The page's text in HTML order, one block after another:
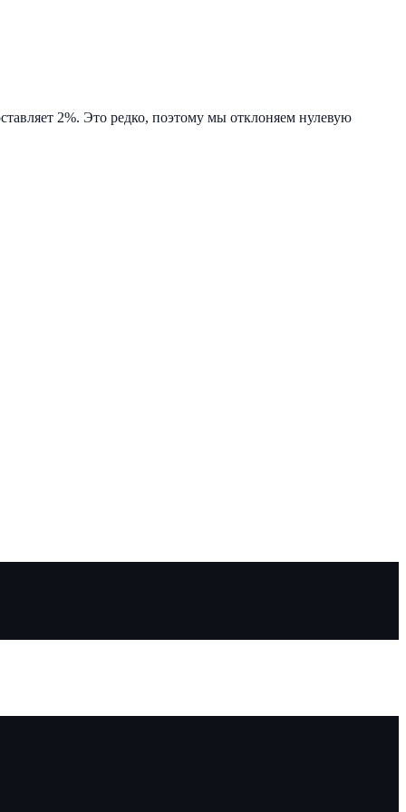
2%. Это редко, поэтому мы отклоняем нулевую